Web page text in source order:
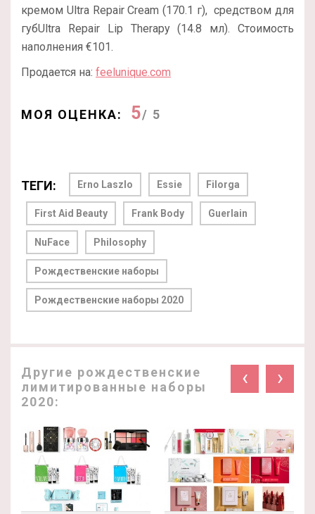
кремом Ultra Repair Cream (170.1 г), средством для
губUltra Repair Lip Therapy (14.8 мл). Стоимость
наполнения €101.
Продается на: feelunique.com
МОЯ ОЦЕНКА: 5/ 5
ТЕГИ: Erno Laszlo Essie Filorga
First Aid Beauty Frank Body Guerlain
NuFace Philosophy
Рождественские наборы
Рождественские наборы 2020
Другие рождественские
лимитированные наборы
2020:
‹ ›